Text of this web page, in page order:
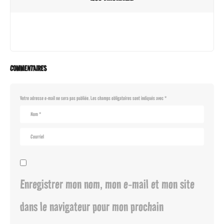
COMMENTAIRES
Votre adresse e-mail ne sera pas publiée. Les champs obligatoires sont indiqués avec*
Enregistrer mon nom, mon e-mail et mon site
dans le navigateur pour mon prochain